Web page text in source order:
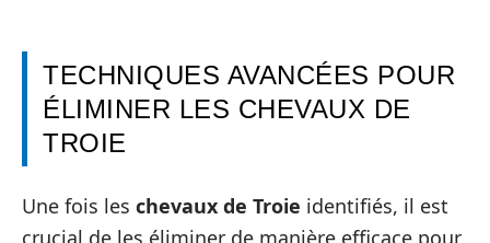
TECHNIQUES AVANCÉES POUR
ÉLIMINER LES CHEVAUX DE
TROIE
Une fois les chevaux de Troie identifiés, il est